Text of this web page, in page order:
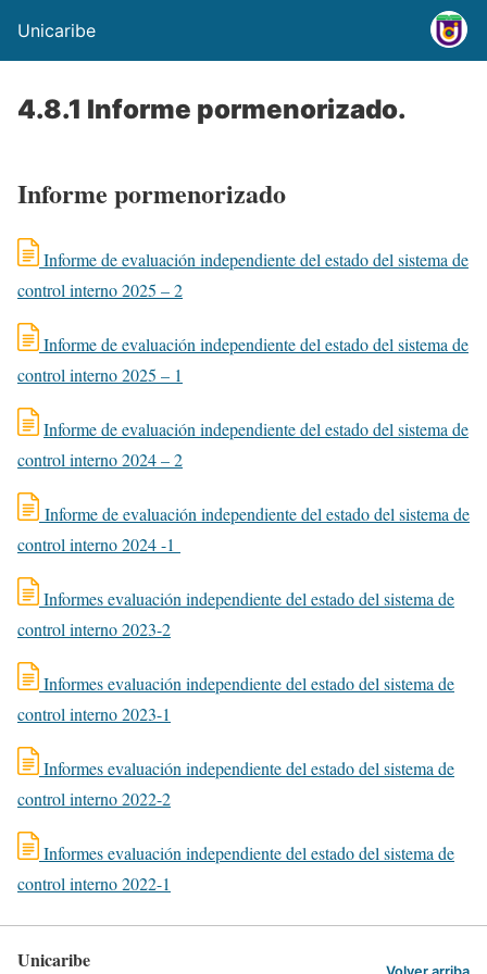
Unicaribe
4.8.1 Informe pormenorizado.
Informe pormenorizado
Informe de evaluación independiente del estado del sistema de
control interno 2025 – 2
Informe de evaluación independiente del estado del sistema de
control interno 2025 – 1
Informe de evaluación independiente del estado del sistema de
control interno 2024 – 2
Informe de evaluación independiente del estado del sistema de
control interno 2024 -1
Informes evaluación independiente del estado del sistema de
control interno 2023-2
Informes evaluación independiente del estado del sistema de
control interno 2023-1
Informes evaluación independiente del estado del sistema de
control interno 2022-2
Informes evaluación independiente del estado del sistema de
control interno 2022-1
Unicaribe Volver arriba